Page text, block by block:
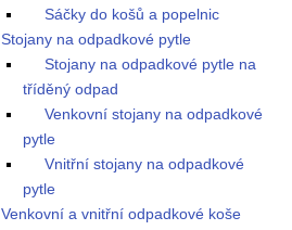
Sáčky do košů a popelnic
Stojany na odpadkové pytle
Stojany na odpadkové pytle na
tříděný odpad
Venkovní stojany na odpadkové
pytle
Vnitřní stojany na odpadkové
pytle
Venkovní a vnitřní odpadkové koše